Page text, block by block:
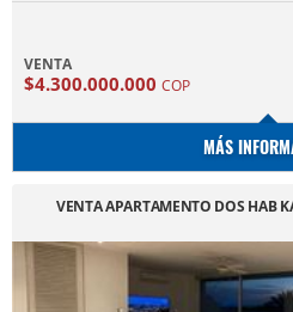
VENTA
$4.300.000.000 COP
MÁS
VENTA APARTAMENTO DOS HAB